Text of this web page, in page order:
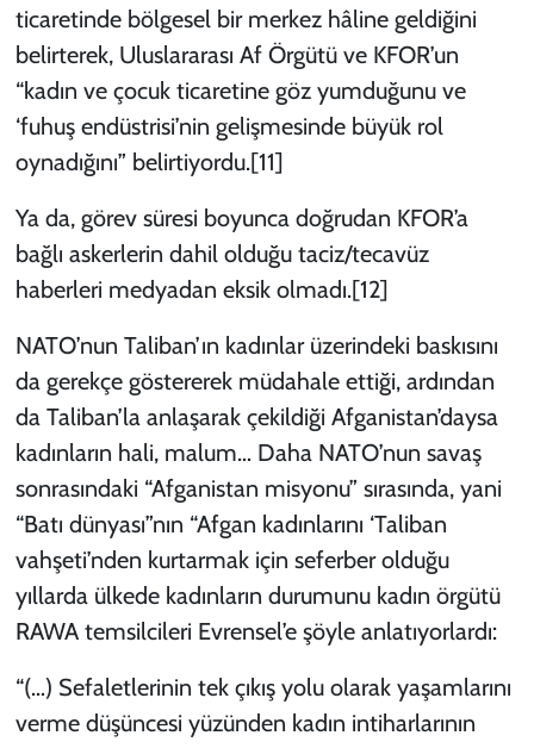
ticaretinde bölgesel bir merkez hâline geldiğini
belirterek, Uluslararası Af Örgütü ve KFOR’un
“kadın ve çocuk ticaretine göz yumduğunu ve
‘fuhuş endüstrisi’nin gelişmesinde büyük rol
oynadığını” belirtiyordu.[11]
Ya da, görev süresi boyunca doğrudan KFOR’a
bağlı askerlerin dahil olduğu taciz/tecavüz
haberleri medyadan eksik olmadı.[12]
NATO’nun Taliban’ın kadınlar üzerindeki baskısını
da gerekçe göstererek müdahale ettiği, ardından
da Taliban’la anlaşarak çekildiği Afganistan’daysa
kadınların hali, malum… Daha NATO’nun savaş
sonrasındaki “Afganistan misyonu” sırasında, yani
“Batı dünyası”nın “Afgan kadınlarını ‘Taliban
vahşeti’nden kurtarmak için seferber olduğu
yıllarda ülkede kadınların durumunu kadın örgütü
RAWA temsilcileri Evrensel’e şöyle anlatıyorlardı:
“(…) Sefaletlerinin tek çıkış yolu olarak yaşamlarını
verme düşüncesi yüzünden kadın intiharlarının